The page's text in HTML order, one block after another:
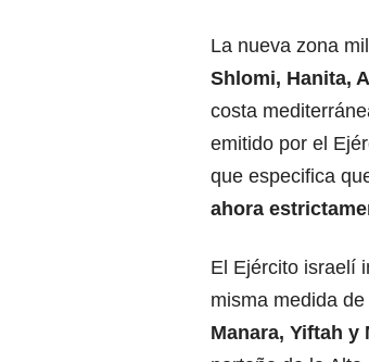
La nueva zona
Shlomi, Hanita,
costa
emitido por el
que especifica
ahora
El Ejército israelí
misma medida de
Manara, Yiftah y